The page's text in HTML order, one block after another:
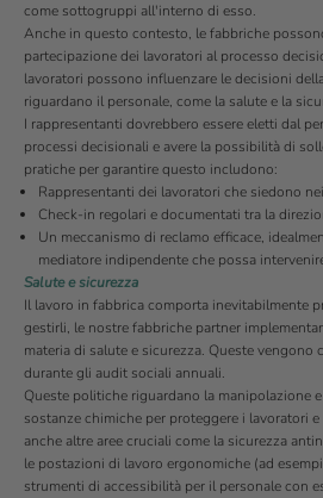
come sottogruppi all'interno di esso.
Anche in questo contesto, le fabbriche
partecipazione dei lavoratori al processo
lavoratori possono influenzare le decisioni
riguardano il personale, come la salute e la
I rappresentanti dovrebbero essere eletti dal
processi decisionali e avere la possibilità di
pratiche per garantire questo includono:
Rappresentanti dei lavoratori che siedono
Check-in regolari e documentati tra la
Un meccanismo di reclamo efficace,
mediatore indipendente che possa
Salute e sicurezza
Il lavoro in fabbrica comporta inevitabilmente
gestirli, le nostre fabbriche partner
materia di salute e sicurezza. Queste vengono
durante gli audit sociali annuali.
Queste politiche riguardano la manipolazione
sostanze chimiche per proteggere i lavoratori
anche altre aree cruciali come la sicurezza
le postazioni di lavoro ergonomiche (ad
strumenti di accessibilità per il personale con